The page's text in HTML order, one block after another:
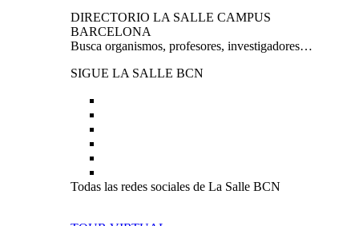
DIRECTORIO LA SALLE CAMPUS
BARCELONA
Busca organismos, profesores, investigadores…
SIGUE LA SALLE BCN
Todas las redes sociales de La Salle BCN